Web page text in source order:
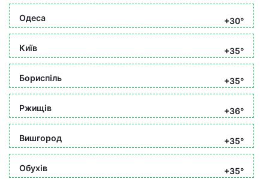
Одеса +30°
Київ +35°
Бориспіль +35°
Ржищів +36°
Вишгород +35°
Обухів
+35°